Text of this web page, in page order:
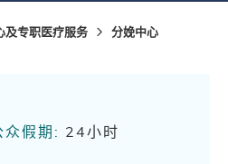
及专职医疗服务 分娩中心
众假期: 24小时